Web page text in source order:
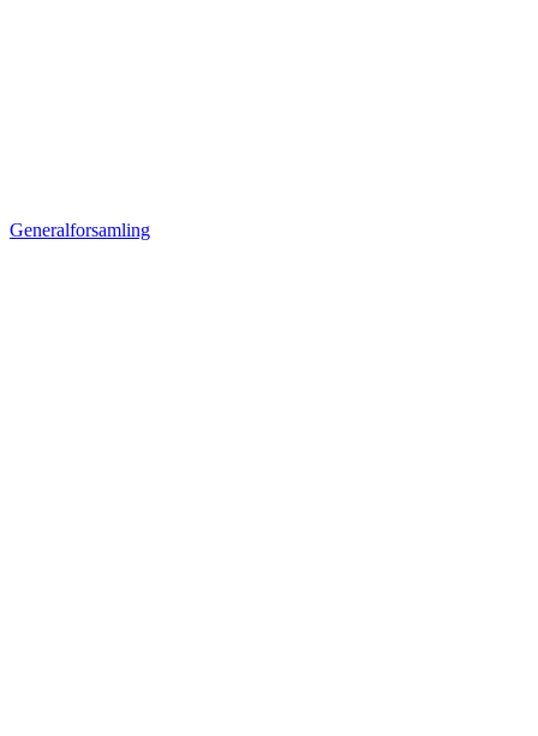
Generalforsamling